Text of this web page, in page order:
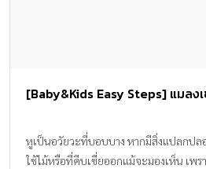
[Baby&Kids Easy Steps] แมลง
หูเป็นอวัยวะที่บอบบาง หากมีสิ่งแปลกปล
ใช้ไม้หรือที่คีบเขี่ยออกแม้จะมองเห็น เพร